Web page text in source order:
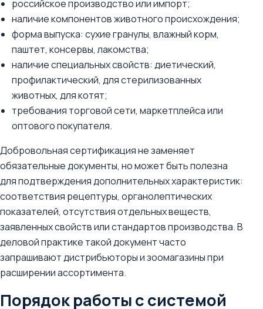
российское производство или импорт;
наличие компонентов животного происхождения;
форма выпуска: сухие гранулы, влажный корм,
паштет, консервы, лакомства;
наличие специальных свойств: диетический,
профилактический, для стерилизованных
животных, для котят;
требования торговой сети, маркетплейса или
оптового покупателя.
Добровольная сертификация не заменяет
обязательные документы, но может быть полезна
для подтверждения дополнительных характеристик:
соответствия рецептуры, органолептических
показателей, отсутствия отдельных веществ,
заявленных свойств или стандартов производства. В
деловой практике такой документ часто
запрашивают дистрибьюторы и зоомагазины при
расширении ассортимента.
Порядок работы с системой